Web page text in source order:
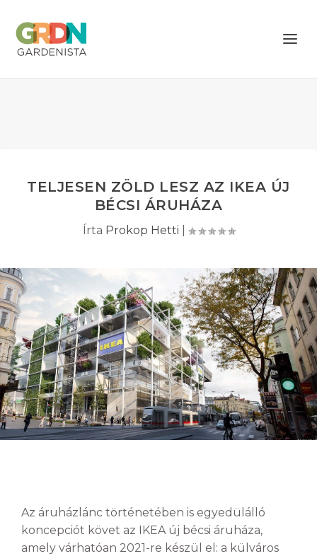
TELJESEN ZÖLD LESZ AZ IKEA ÚJ
BÉCSI ÁRUHÁZA
Írta Prokop Hetti
Az áruházlánc történetében is egyedülálló
koncepciót követ az IKEA új bécsi áruháza,
amely várhatóan 2021-re készül el: a külváros